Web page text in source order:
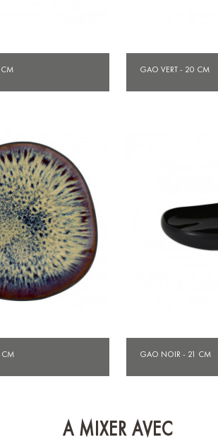
rapide 
GAO VERT - 20 CM
rapide
CM 
GAO NOIR - 21 CM
A MIXER AVEC